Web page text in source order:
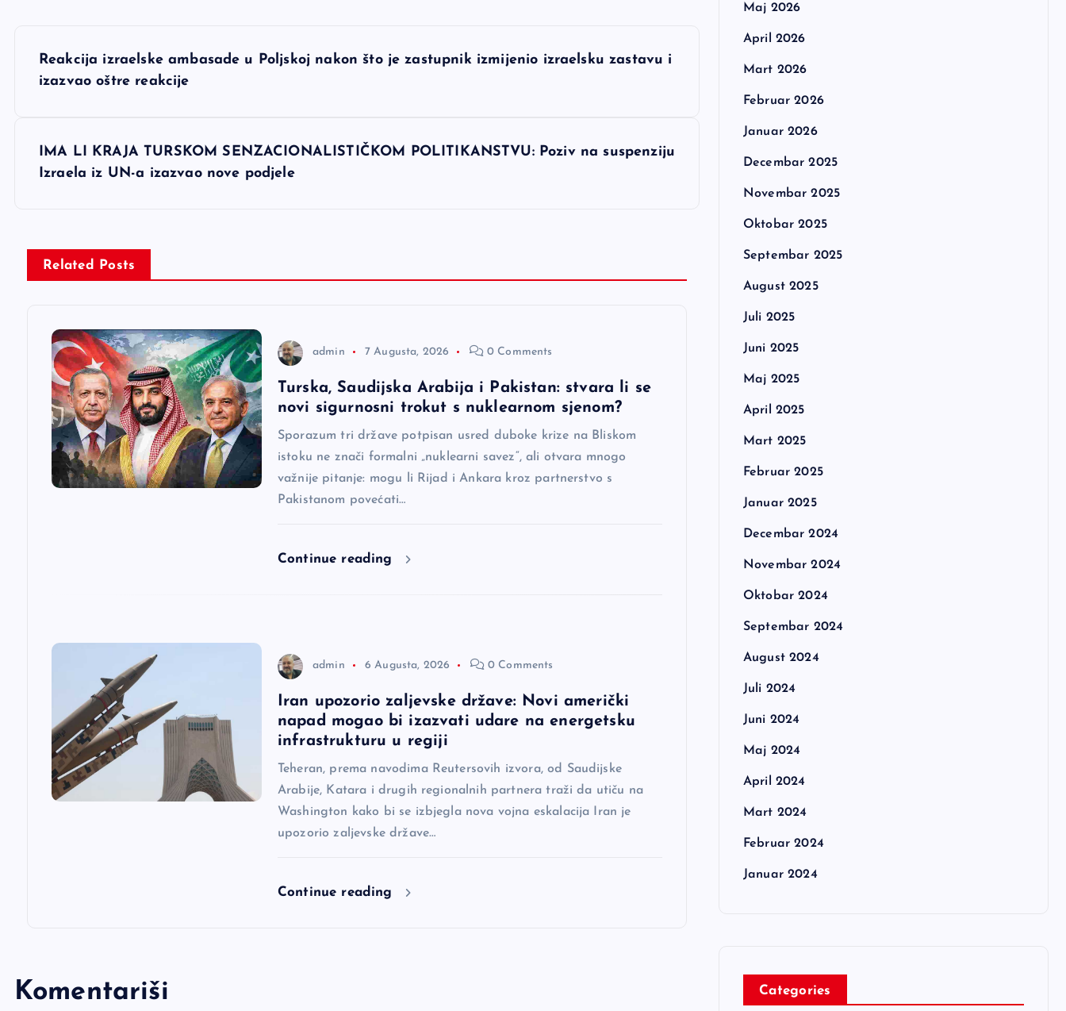
NReakcija izraelske ambasade u Poljskoj nakon što je zastupnik izmijenio izraelsku zastavu i
izazvao oštre reakcije
IMA LI KRAJA TURSKOM SENZACIONALISTIČKOM POLITIKANSTVU: Poziv na suspenziju
Izraela iz UN-a izazvao nove podjele
Related Posts
admin 7 Augusta, 2026 0 Comments
Turska, Saudijska Arabija i Pakistan: stvara li se
novi sigurnosni trokut s nuklearnom sjenom?
Sporazum tri države potpisan usred duboke krize na Bliskom
istoku ne znači formalni „nuklearni savez“, ali otvara mnogo
važnije pitanje: mogu li Rijad i Ankara kroz partnerstvo s
Pakistanom povećati…
Continue reading
admin 6 Augusta, 2026 0 Comments
Iran upozorio zaljevske države: Novi američki
napad mogao bi izazvati udare na energetsku
infrastrukturu u regiji
Teheran, prema navodima Reutersovih izvora, od Saudijske
Arabije, Katara i drugih regionalnih partnera traži da utiču na
Washington kako bi se izbjegla nova vojna eskalacija Iran je
upozorio zaljevske države…
Continue reading
Komentariši
Maj 2026
April 2026
Mart 2026
Februar 2026
Januar 2026
Decembar 2025
Novembar 2025
Oktobar 2025
Septembar 2025
August 2025
Juli 2025
Juni 2025
Maj 2025
April 2025
Mart 2025
Februar 2025
Januar 2025
Decembar 2024
Novembar 2024
Oktobar 2024
Septembar 2024
August 2024
Juli 2024
Juni 2024
Maj 2024
April 2024
Mart 2024
Februar 2024
Januar 2024
Categories